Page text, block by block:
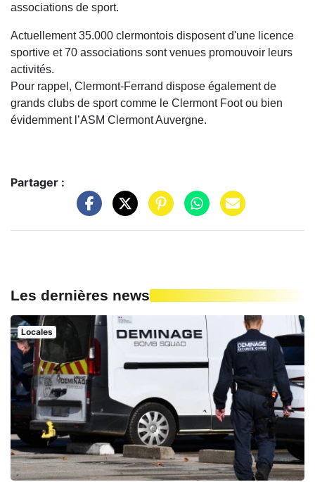
associations de sport.
Actuellement 35.000 clermontois disposent d'une licence
sportive et 70 associations sont venues promouvoir leurs
activités.
Pour rappel, Clermont-Ferrand dispose également de
grands clubs de sport comme le Clermont Foot ou bien
évidemment l’ASM Clermont Auvergne.
Partager :
Les dernières news
Locales